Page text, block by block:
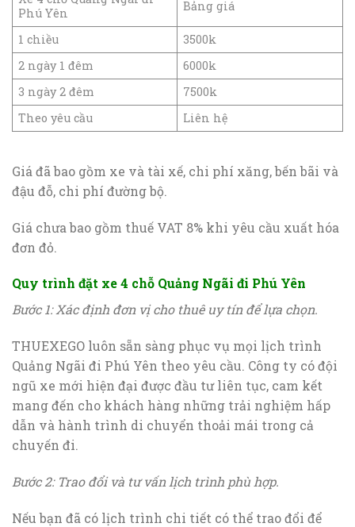
Phú Yên
Bảng giá
1 chiều
3500k
2 ngày 1 đêm
6000k
3 ngày 2 đêm
7500k
Theo yêu cầu
Liên hệ
Giá đã bao gồm xe và tài xế, chi phí xăng, bến bãi và
đậu đỗ, chi phí đường bộ.
Giá chưa bao gồm thuế VAT 8% khi yêu cầu xuất hóa
đơn đỏ.
Quy trình đặt xe 4 chỗ Quảng Ngãi đi Phú Yên
Bước 1: Xác định đơn vị cho thuê uy tín để lựa chọn.
THUEXEGO luôn sẵn sàng phục vụ mọi lịch trình
Quảng Ngãi đi Phú Yên theo yêu cầu. Công ty có đội
ngũ xe mới hiện đại được đầu tư liên tục, cam kết
mang đến cho khách hàng những trải nghiệm hấp
dẫn và hành trình di chuyển thoải mái trong cả
chuyến đi.
Bước 2: Trao đổi và tư vấn lịch trình phù hợp.
Nếu bạn đã có lịch trình chi tiết có thể trao đổi để